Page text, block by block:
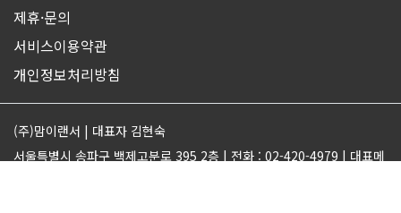
제휴·문의
서비스이용약관
개인정보처리방침
(주)맘이랜서 | 대표자 김현숙
서울특별시 송파구 백제고분로 395 2층 | 전화 : 02-420-4979 | 대표메